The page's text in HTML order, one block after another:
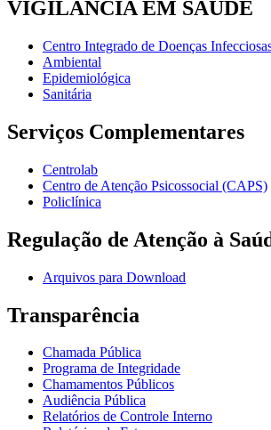
VIGILÂNCIA EM SAÚDE
Centro Integrado de Doenças
Ambiental
Epidemiológica
Sanitária
Serviços Complementares
Centrolab
Centro de Atenção Psicossocial (CAPS)
Policlínica
Regulação de Atenção à
Arquivos para Download
Transparência
Chamada Pública
Programa de Integridade
Chamamentos Públicos
Audiência Pública
Relatórios de Controle Interno